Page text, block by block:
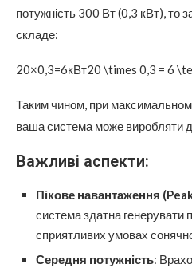
потужність 300 Вт (0,3 кВт), то
складе:
20×0,3=6кВт20 \times 0,3 = 6
Таким чином, при
ваша система може виробляти
Важливі аспекти:
Пікове навантаження
система здатна генерувати
сприятливих умовах
Середня потужність: